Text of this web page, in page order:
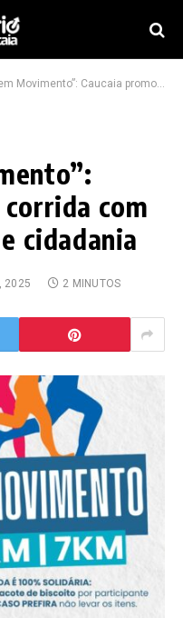
Caucaia promove corrida com foco em inclusão e cidadania
corrida com
cidadania
2025 2 MINUTOS